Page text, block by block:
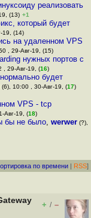
реализовать
(13) +1
который будет
19, (14)
на удаленном VPS
, 29-Авг-19, (15)
нужных портов с
, 29-Авг-19, (16)
будет
(6), 10:00 , 30-Авг-19, (17)
VPS - tcp
Авг-19, (18)
бы не было,werwer (?),
по времени | RSS]
+ / –